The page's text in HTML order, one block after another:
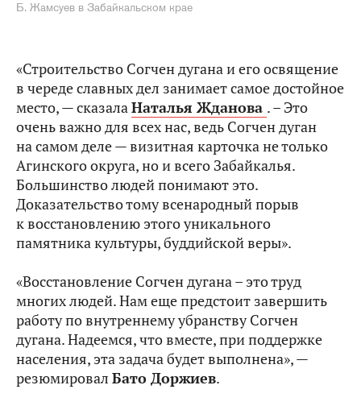
Б. Жамсуев в Забайкальском крае
«Строительство Согчен дугана и его освящение
в череде славных дел занимает самое достойное
место, — сказалаНаталья Жданова . – Это
очень важно для всех нас, ведь Согчен дуган
на самом деле — визитная карточка не только
Агинского округа, но и всего Забайкалья.
Большинство людей понимают это.
Доказательство тому всенародный порыв
к восстановлению этого уникального
памятника культуры, буддийской веры».
«Восстановление Согчен дугана – это труд
многих людей. Нам еще предстоит завершить
работу по внутреннему убранству Согчен
дугана. Надеемся, что вместе, при поддержке
населения, эта задача будет выполнена», —
резюмировал Бато Доржиев.